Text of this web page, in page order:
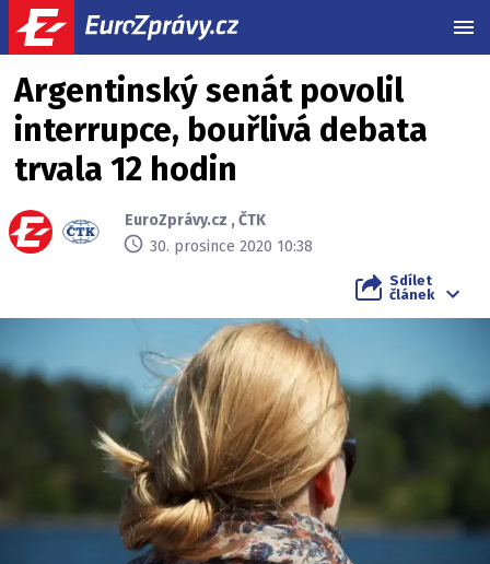
Argentinský senát povolil
interrupce, bouřlivá debata
trvala 12 hodin
EuroZprávy.cz ,ČTK
30. prosince 2020 10:38
Sdílet
článek